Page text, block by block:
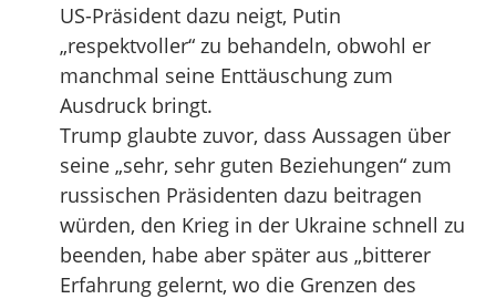
US-Präsident dazu neigt, Putin
„respektvoller“ zu behandeln, obwohl er
manchmal seine Enttäuschung zum
Ausdruck bringt.
Trump glaubte zuvor, dass Aussagen über
seine „sehr, sehr guten Beziehungen“ zum
russischen Präsidenten dazu beitragen
würden, den Krieg in der Ukraine schnell zu
beenden, habe aber später aus „bitterer
Erfahrung gelernt, wo die Grenzen des